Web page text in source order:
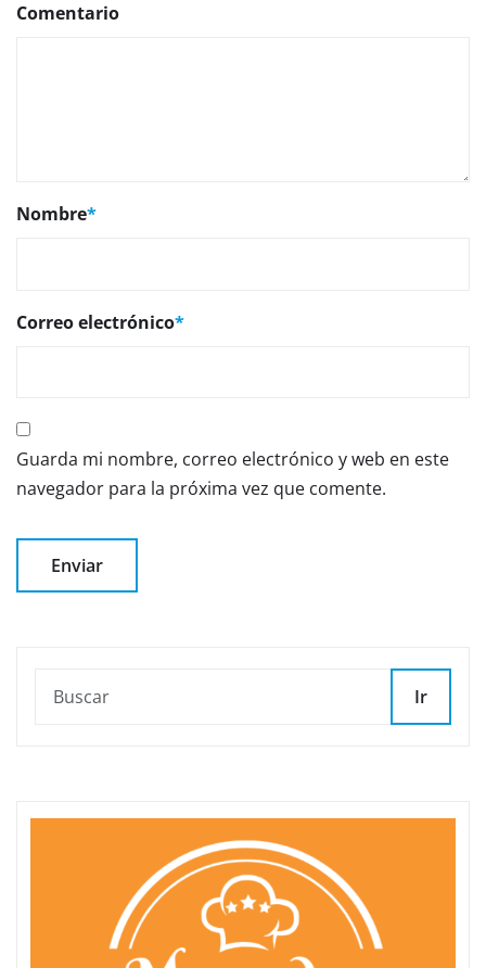
Comentario
Nombre*
Correo electrónico*
Guarda mi nombre, correo electrónico y web en este
navegador para la próxima vez que comente.
Ir